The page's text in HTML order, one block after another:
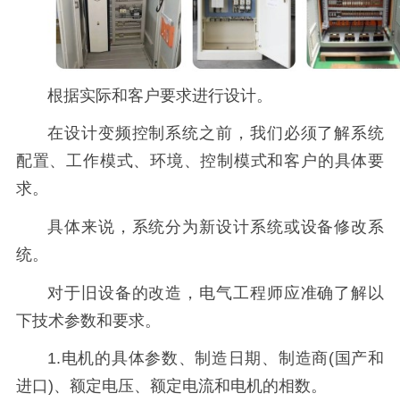
根据实际和客户要求进行设计。
在设计变频控制系统之前，我们必须了解系统
配置、工作模式、环境、控制模式和客户的具体要
求。
具体来说，系统分为新设计系统或设备修改系
统。
对于旧设备的改造，电气工程师应准确了解以
下技术参数和要求。
1.电机的具体参数、制造日期、制造商(国产和
进口)、额定电压、额定电流和电机的相数。